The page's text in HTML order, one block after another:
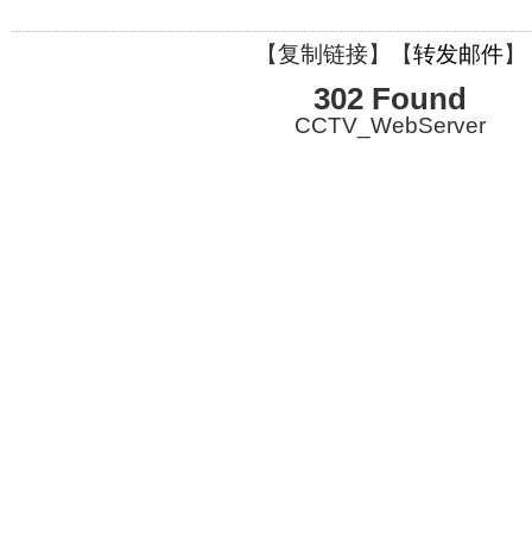
【复制链接】【转发邮件】
302 Found
CCTV_WebServer